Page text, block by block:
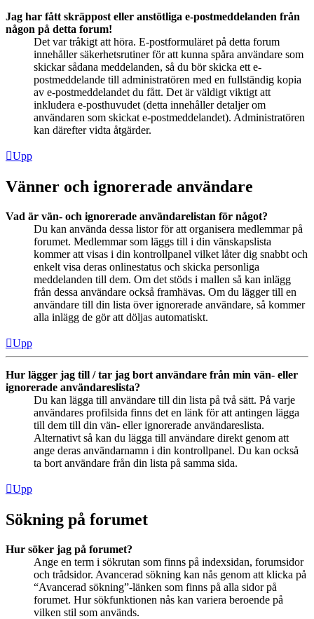
Jag har fått skräppost eller anstötliga e-postmeddelanden från
någon på detta forum!
Det var tråkigt att höra. E-postformuläret på detta forum
innehåller säkerhetsrutiner för att kunna spåra användare som
skickar sådana meddelanden, så du bör skicka ett e-
postmeddelande till administratören med en fullständig kopia
av e-postmeddelandet du fått. Det är väldigt viktigt att
inkludera e-posthuvudet (detta innehåller detaljer om
användaren som skickat e-postmeddelandet). Administratören
kan därefter vidta åtgärder.
Upp
Vänner och ignorerade användare
Vad är vän- och ignorerade användarelistan för något?
Du kan använda dessa listor för att organisera medlemmar på
forumet. Medlemmar som läggs till i din vänskapslista
kommer att visas i din kontrollpanel vilket låter dig snabbt och
enkelt visa deras onlinestatus och skicka personliga
meddelanden till dem. Om det stöds i mallen så kan inlägg
från dessa användare också framhävas. Om du lägger till en
användare till din lista över ignorerade användare, så kommer
alla inlägg de gör att döljas automatiskt.
Upp
Hur lägger jag till / tar jag bort användare från min vän- eller
ignorerade användareslista?
Du kan lägga till användare till din lista på två sätt. På varje
användares profilsida finns det en länk för att antingen lägga
till dem till din vän- eller ignorerade användareslista.
Alternativt så kan du lägga till användare direkt genom att
ange deras användarnamn i din kontrollpanel. Du kan också
ta bort användare från din lista på samma sida.
Upp
Sökning på forumet
Hur söker jag på forumet?
Ange en term i sökrutan som finns på indexsidan, forumsidor
och trådsidor. Avancerad sökning kan nås genom att klicka på
“Avancerad sökning”-länken som finns på alla sidor på
forumet. Hur sökfunktionen nås kan variera beroende på
vilken stil som används.